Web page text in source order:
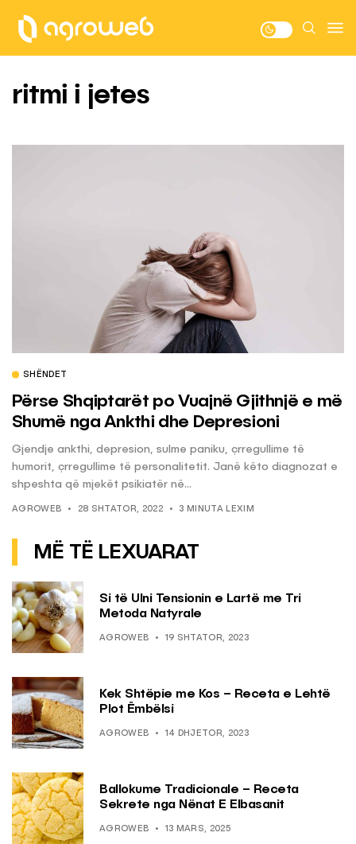
ritmi i jetes
SHËNDET
Përse Shqiptarët po Vuajnë Gjithnjë e më
Shumë nga Ankthi dhe Depresioni
Gjendje ankthi, depresion, sulme paniku, çrregullime të
humorit, çrregullime të personalitetit. Janë këto diagnozat e
shpeshta që mjekët psikiatër në...
AGROWEB 28 SHTATOR, 2022 3 MINUTA LEXIM
MË TË LEXUARAT
Si të Ulni Tensionin e Lartë me Tri
Metoda Natyrale
AGROWEB 19 SHTATOR, 2023
Kek Shtëpie me Kos – Receta e Lehtë
Plot Ëmbëlsi
AGROWEB 14 DHJETOR, 2023
Ballokume Tradicionale – Receta
Sekrete nga Nënat E Elbasanit
AGROWEB 13 MARS, 2025